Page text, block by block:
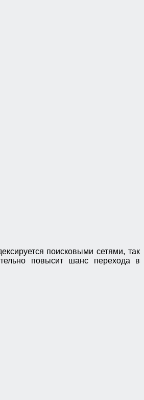
поисковыми сетями, так
повысит шанс перехода в